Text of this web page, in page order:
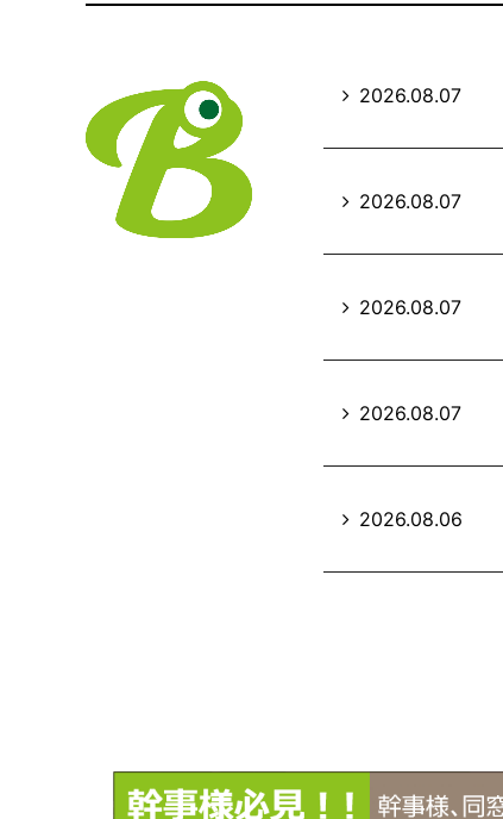
2026.08.07
2026.08.07
2026.08.07
2026.08.07
2026.08.06